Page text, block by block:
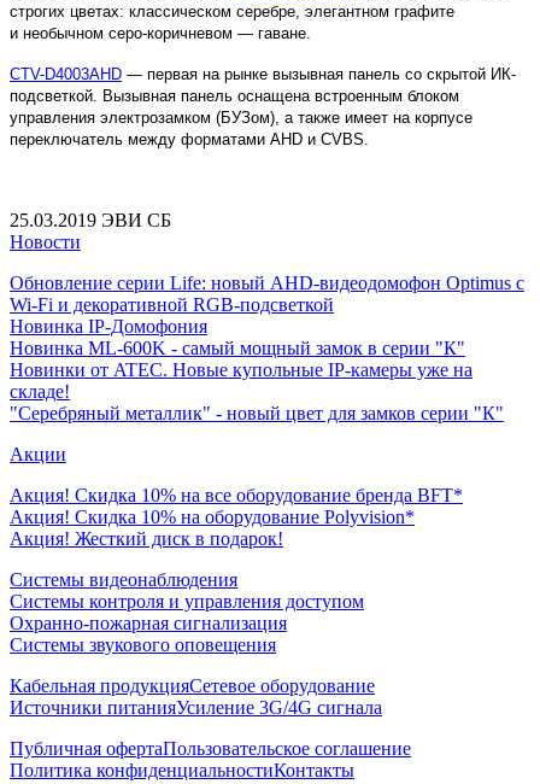
строгих цветах: классическом серебре, элегантном графите
и необычном серо-коричневом — гаване.
CTV-D4003AHD — первая на рынке вызывная панель со скрытой ИК-
подсветкой. Вызывная панель оснащена встроенным блоком
управления электрозамком (БУЗом), а также имеет на корпусе
переключатель между форматами AHD и CVBS.
25.03.2019 ЭВИ СБ
Новости
Обновление серии Life: новый AHD-видеодомофон Optimus с
Wi-Fi и декоративной RGB-подсветкой
Новинка IP-Домофония
Новинка ML-600K - самый мощный замок в серии "К"
Новинки от ATEC. Новые купольные IP-камеры уже на
складе!
"Серебряный металлик" - новый цвет для замков серии "К"
Акции
Акция! Скидка 10% на все оборудование бренда BFT*
Акция! Скидка 10% на оборудование Polyvision*
Акция! Жесткий диск в подарок!
Системы видеонаблюдения
Системы контроля и управления доступом
Охранно-пожарная сигнализация
Системы звукового оповещения
Кабельная продукцияСетевое оборудование
Источники питанияУсиление 3G/4G сигнала
Публичная офертаПользовательское соглашение
Политика конфиденциальностиКонтакты